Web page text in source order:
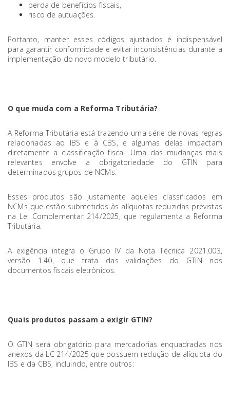
perda de benefícios fiscais,
risco de autuações.
Portanto, manter esses códigos ajustados é indispensável
para garantir conformidade e evitar inconsistências durante a
implementação do novo modelo tributário.
O que muda com a Reforma Tributária?
A Reforma Tributária está trazendo uma série de novas regras
relacionadas ao IBS e à CBS, e algumas delas impactam
diretamente a classificação fiscal. Uma das mudanças mais
relevantes envolve a obrigatoriedade do GTIN para
determinados grupos de NCMs.
Esses produtos são justamente aqueles classificados em
NCMs que estão submetidos às alíquotas reduzidas previstas
na Lei Complementar 214/2025, que regulamenta a Reforma
Tributária.
A exigência integra o Grupo IV da Nota Técnica 2021.003,
versão 1.40, que trata das validações do GTIN nos
documentos fiscais eletrônicos.
Quais produtos passam a exigir GTIN?
O GTIN será obrigatório para mercadorias enquadradas nos
anexos da LC 214/2025 que possuem redução de alíquota do
IBS e da CBS, incluindo, entre outros: